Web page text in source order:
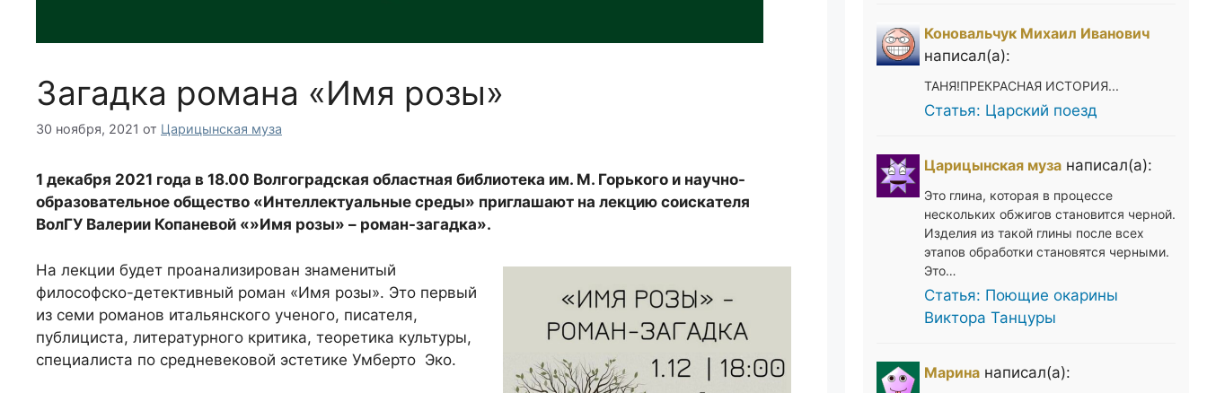
Загадка романа «Имя розы»
30 ноября, 2021 от Царицынская муза
1 декабря 2021 года в 18.00 Волгоградская областная библиотека им. М. Горького и научно-
образовательное общество «Интеллектуальные среды» приглашают на лекцию соискателя
ВолГУ Валерии Копаневой «»Имя розы» – роман-загадка».
На лекции будет проанализирован знаменитый
философско-детективный роман «Имя розы». Это первый
из семи романов итальянского ученого, писателя,
публициста, литературного критика, теоретика культуры,
специалиста по средневековой эстетике Умберто Эко.
Коновальчук Михаил Иванович
написал(а):
ТАНЯ!ПРЕКРАСНАЯ ИСТОРИЯ...
Статья: Царский поезд
Царицынская музанаписал(а):
Это глина, которая в процессе
нескольких обжигов становится черной.
Изделия из такой глины после всех
этапов обработки становятся черными.
Это…
Статья: Поющие окарины
Виктора Танцуры
Маринанаписал(а):